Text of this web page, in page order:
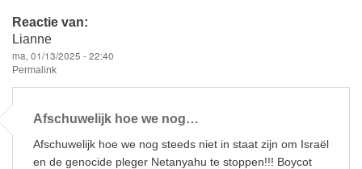
ar
e
c
b
o
o
k
y
Reactie van:
Lianne
ma, 01/13/2025 - 22:40
Permalink
Afschuwelijk hoe we nog…
Afschuwelijk hoe we nog steeds niet in staat zijn om Israël
en de genocide pleger Netanyahu te stoppen!!! Boycot